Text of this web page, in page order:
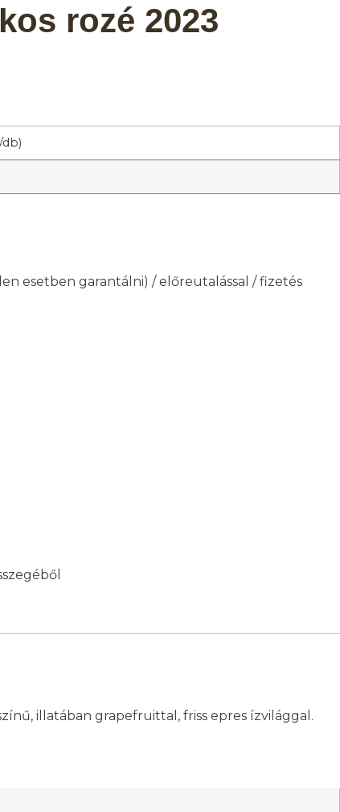
rozé 2023
esetben garantálni) / előreutalással / fizetés
illatában grapefruittal, friss epres ízvilággal.